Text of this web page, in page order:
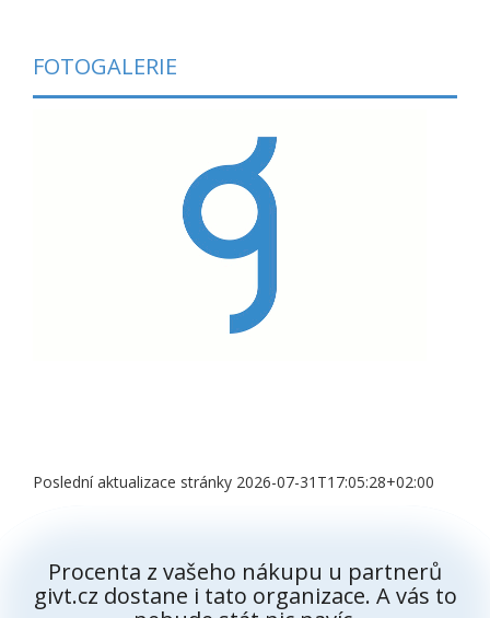
FOTOGALERIE
Poslední aktualizace stránky 2026-07-31T17:05:28+02:00
Procenta z vašeho nákupu u partnerů
givt.cz dostane i tato organizace. A vás to